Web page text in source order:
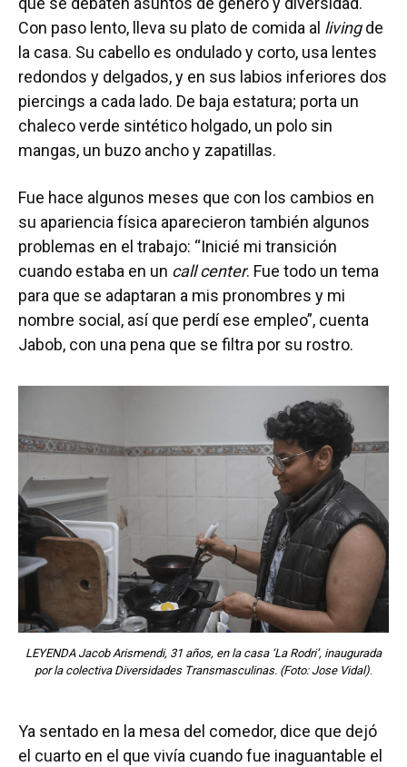
Con paso lento, lleva su plato de comida al livingde
la casa. Su cabello es ondulado y corto, usa lentes
redondos y delgados, y en sus labios inferiores dos
piercings a cada lado. De baja estatura; porta un
chaleco verde sintético holgado, un polo sin
mangas, un buzo ancho y zapatillas.
Fue hace algunos meses que con los cambios en
su apariencia física aparecieron también algunos
problemas en el trabajo: “Inicié mi transición
cuando estaba en un call center. Fue todo un tema
para que se adaptaran a mis pronombres y mi
nombre social, así que perdí ese empleo”, cuenta
Jabob, con una pena que se filtra por su rostro.
LEYENDA Jacob Arismendi, 31 años, en la casa ‘La Rodri’, inaugurada
por la colectiva Diversidades Transmasculinas. (Foto: Jose Vidal)
Ya sentado en la mesa del comedor, dice que dejó
el cuarto en el que vivía cuando fue inaguantable el